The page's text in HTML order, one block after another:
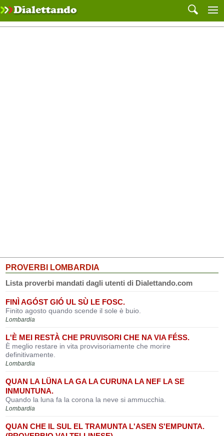
PROVERBI LOMBARDIA
Lista proverbi mandati dagli utenti di Dialettando.com
FINÌ AGÓST GIÓ UL SÙ LE FOSC.
Finito agosto quando scende il sole è buio.
Lombardia
L'È MEI RESTÀ CHE PRUVISORI CHE NA VIA FÉSS.
È meglio restare in vita provvisoriamente che morire
definitivamente.
Lombardia
QUAN LA LÜNA LA GA LA CURUNA LA NEF LA SE
INMUNTUNA.
Quando la luna fa la corona la neve si ammucchia.
Lombardia
QUAN CHE IL SUL EL TRAMUNTA L'ASEN S'EMPUNTA.